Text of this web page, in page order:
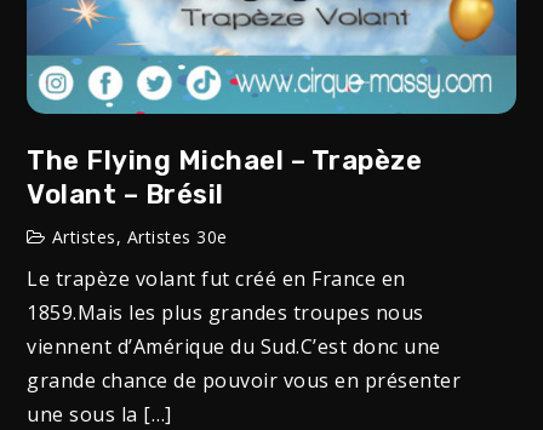
The Flying Michael – Trapèze
Volant – Brésil
Artistes, Artistes 30e
Le trapèze volant fut créé en France en
1859.Mais les plus grandes troupes nous
viennent d’Amérique du Sud.C’est donc une
grande chance de pouvoir vous en présenter
une sous la […]